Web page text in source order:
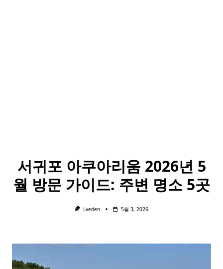
서귀포 아쿠아리움 2026년 5
월 방문 가이드: 주변 명소 5곳
Lveden 5월 3, 2026